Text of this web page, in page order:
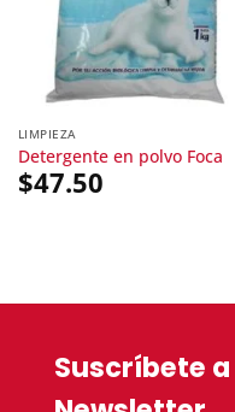
LIMPIEZA
Detergente en polvo Foca
$47.50
Suscríbete